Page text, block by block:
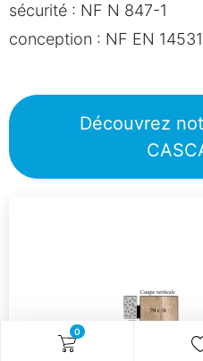
0
sécurité : NF N 847-1
conception : NF EN
Découvrez